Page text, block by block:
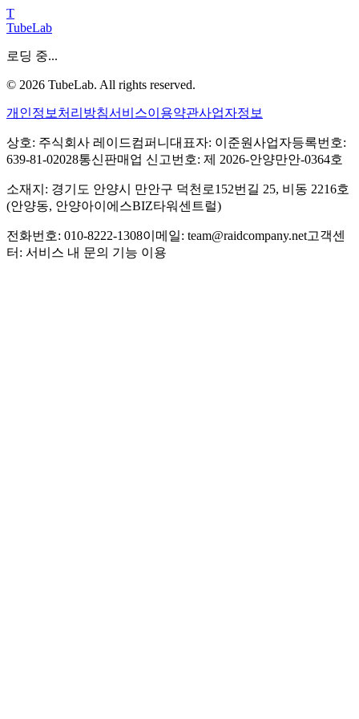
T
TubeLab
로딩 중...
© 2026 TubeLab. All rights reserved.
개인정보처리방침서비스이용약관사업자정보
상호: 주식회사 레이드컴퍼니 대표자: 이준원사업자등록번호:
639-81-02028통신판매업 신고번호: 제 2026-안양만안-0364호
소재지: 경기도 안양시 만안구 덕천로152번길 25, 비동 2216호
(안양동, 안양아이에스BIZ타워센트럴)
전화번호: 010-8222-1308이메일: team@raidcompany.net고객센
터: 서비스 내 문의 기능 이용